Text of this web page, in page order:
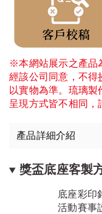
※本網站展示之產品
經該公司同意，不得
以實物為準。琉璃
呈現方式皆不相同，
產品詳細介紹
獎盃底座客製
底座彩印
活動賽事